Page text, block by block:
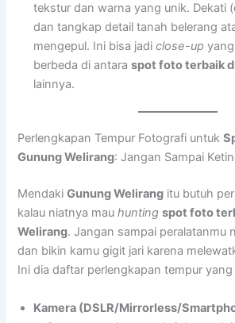
tekstur dan warna yang unik. Dekati
dan tangkap detail tanah belerang
mengepul. Ini bisa jadiclose-up
berbeda di antaraspot foto terbaik
lainnya.
Perlengkapan Tempur Fotografi untuk
Gunung Welirang: Jangan Sampai
MendakiGunung Welirang itu butuh
kalau niatnya mauhunting spot foto
Welirang. Jangan sampai peralatanmu
dan bikin kamu gigit jari karena
Ini dia daftar perlengkapan tempur
Kamera (DSLR/Mirrorless/